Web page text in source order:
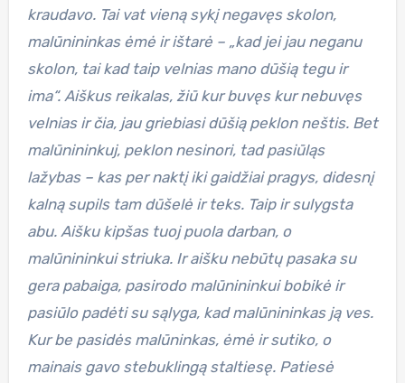
kraudavo. Tai vat vieną sykį negavęs skolon,
malūnininkas ėmė ir ištarė – „kad jei jau neganu
skolon, tai kad taip velnias mano dūšią tegu ir
ima“. Aiškus reikalas, žiū kur buvęs kur nebuvęs
velnias ir čia, jau griebiasi dūšią peklon neštis. Bet
malūnininkuj, peklon nesinori, tad pasiūląs
lažybas – kas per naktį iki gaidžiai pragys, didesnį
kalną supils tam dūšelė ir teks. Taip ir sulygsta
abu. Aišku kipšas tuoj puola darban, o
malūnininkui striuka. Ir aišku nebūtų pasaka su
gera pabaiga, pasirodo malūnininkui bobikė ir
pasiūlo padėti su sąlyga, kad malūnininkas ją ves.
Kur be pasidės malūninkas, ėmė ir sutiko, o
mainais gavo stebuklingą staltiesę. Patiesė